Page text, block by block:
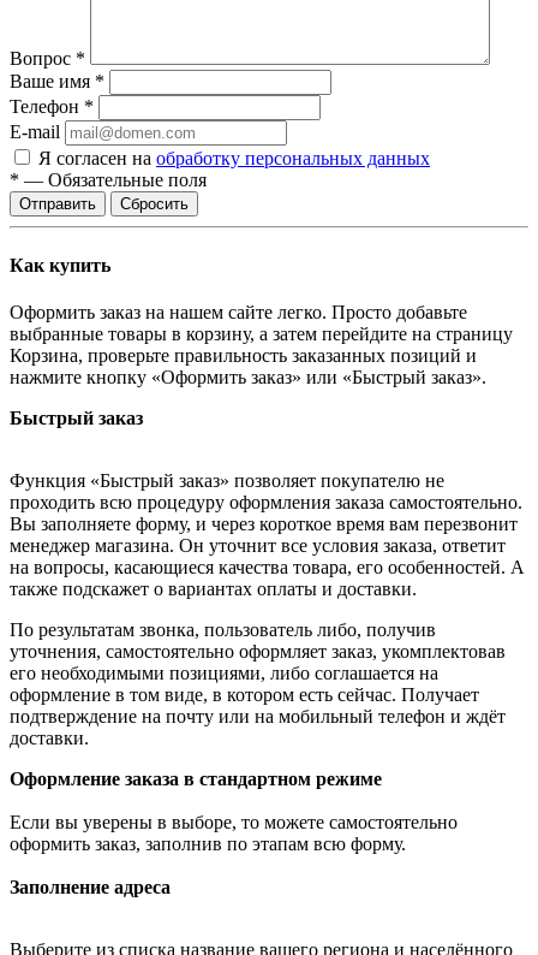
Вопрос *
Ваше имя *
Телефон *
E-mail
Я согласен на обработку персональных данных
* — Обязательные поля
Сбросить
Как купить
Оформить заказ на нашем сайте легко. Просто добавьте
выбранные товары в корзину, а затем перейдите на страницу
Корзина, проверьте правильность заказанных позиций и
нажмите кнопку «Оформить заказ» или «Быстрый заказ».
Быстрый заказ
Функция «Быстрый заказ» позволяет покупателю не
проходить всю процедуру оформления заказа самостоятельно.
Вы заполняете форму, и через короткое время вам перезвонит
менеджер магазина. Он уточнит все условия заказа, ответит
на вопросы, касающиеся качества товара, его особенностей. А
также подскажет о вариантах оплаты и доставки.
По результатам звонка, пользователь либо, получив
уточнения, самостоятельно оформляет заказ, укомплектовав
его необходимыми позициями, либо соглашается на
оформление в том виде, в котором есть сейчас. Получает
подтверждение на почту или на мобильный телефон и ждёт
доставки.
Оформление заказа в стандартном режиме
Если вы уверены в выборе, то можете самостоятельно
оформить заказ, заполнив по этапам всю форму.
Заполнение адреса
Выберите из списка название вашего региона и населённого